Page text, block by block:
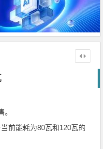
前能耗为80瓦和120瓦的